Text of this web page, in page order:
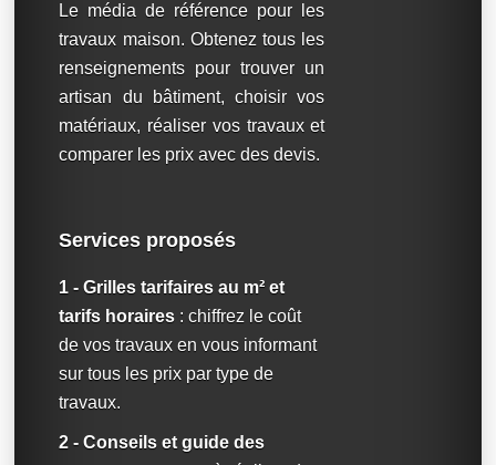
Le média de référence pour les
travaux maison. Obtenez tous les
renseignements pour trouver un
artisan du bâtiment, choisir vos
matériaux, réaliser vos travaux et
comparer les prix avec des devis.
Services proposés
1 - Grilles tarifaires au m² et
tarifs horaires : chiffrez le coût
de vos travaux en vous informant
sur tous les prix par type de
travaux.
2 - Conseils et guide des